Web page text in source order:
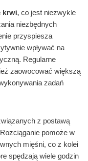
krwi, co jest niezwykle
niezbędnych
przyspiesza
wpływać na
Regularne
zaowocować większą
zadań
z postawą
pomoże w
mięśni, co z kolei
spędzają wiele godzin